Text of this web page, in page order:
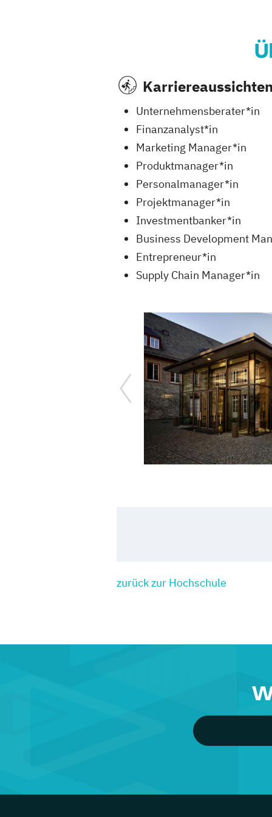
Unternehmensberater*in
Finanzanalyst*in
Marketing Manager*in
Produktmanager*in
Personalmanager*in
Projektmanager*in
Investmentbanker*in
Business Development
Entrepreneur*in
Supply Chain Manager*in
zurück zur Hochschule